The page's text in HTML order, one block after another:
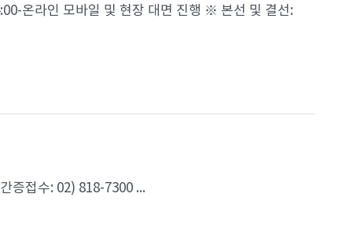
온라인 모바일 및 현장 대면 진행 ※ 본선 및 결선:
증접수: 02) 818-7300 ...